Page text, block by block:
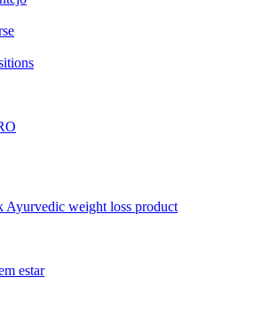
Ayurvedic weight loss product
estar